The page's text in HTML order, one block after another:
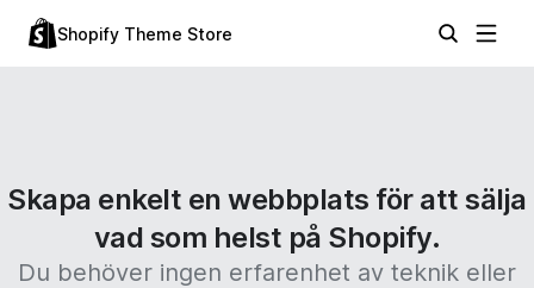
Shopify Theme Store
Skapa enkelt en webbplats för att sälja
vad som helst på Shopify.
Du behöver ingen erfarenhet av teknik eller